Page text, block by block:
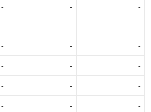
- - -
- - -
- - -
- - -
- - -
- - -